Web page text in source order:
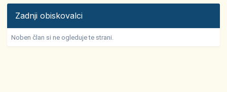
Zadnji obiskovalci
Noben član si ne ogleduje te strani.